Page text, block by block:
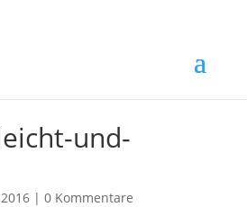
und-
| 0 Kommentare